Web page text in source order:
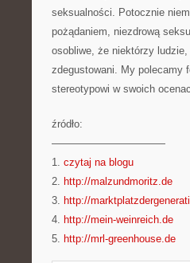
seksualności. Potocznie
pożądaniem, niezdrową
osobliwe, że niektórzy
zdegustowani. My polecamy
stereotypowi w swoich
źródło:
———————————
1. czytaj na blogu
2. http://malzundmoritz.de
3. http://
4. http://mein-weinreich.de
5. http://mrl-greenhouse.de